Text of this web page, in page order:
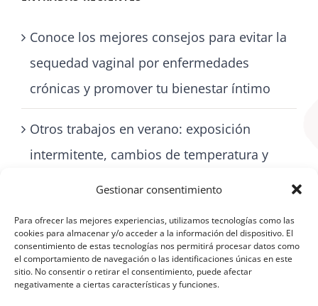
Gestionar consentimiento
Para ofrecer las mejores experiencias, utilizamos tecnologías como las
cookies para almacenar y/o acceder a la información del dispositivo. El
consentimiento de estas tecnologías nos permitirá procesar datos como
el comportamiento de navegación o las identificaciones únicas en este
sitio. No consentir o retirar el consentimiento, puede afectar
negativamente a ciertas características y funciones.
Conoce los mejores consejos para evitar la
sequedad vaginal por enfermedades
crónicas y promover tu bienestar íntimo
Otros trabajos en verano: exposición
intermitente, cambios de temperatura y